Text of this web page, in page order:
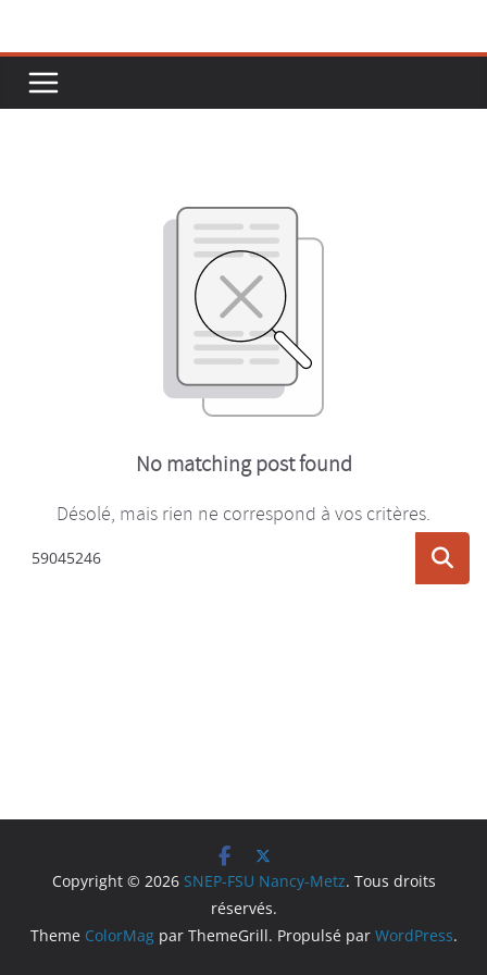
contenu
No matching post found
Désolé, mais rien ne correspond à vos critères.
Copyright © 2026 SNEP-FSU Nancy-Metz. Tous droits
réservés.
Theme ColorMagpar ThemeGrill. Propulsé par WordPress.